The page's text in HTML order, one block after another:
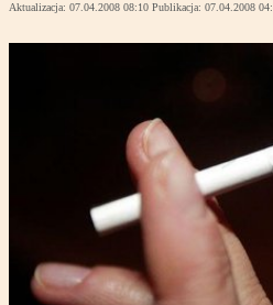
Aktualizacja: 07.04.2008 08:10 Publikacja: 07.04.2008